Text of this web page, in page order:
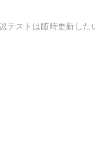
認テストは随時更新した